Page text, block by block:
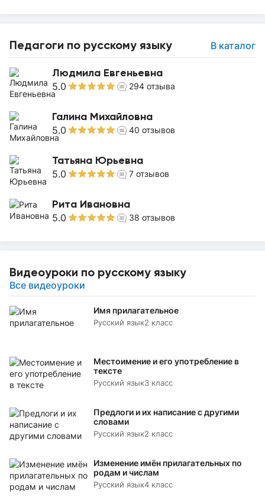
Педагоги по русскому языку В каталог
Людмила Евгеньевна
5.0 294 отзыва
Галина Михайловна
5.0 40 отзывов
Татьяна Юрьевна
5.0 7 отзывов
Рита Ивановна
5.0 38 отзывов
Видеоуроки по русскому языку
Все видеоуроки
Имя прилагательное
Русский язык2 класс
Местоимение и его употребление в
тексте
Русский язык3 класс
Предлоги и их написание с другими
словами
Русский язык2 класс
Изменение имён прилагательных по
родам и числам
Русский язык4 класс